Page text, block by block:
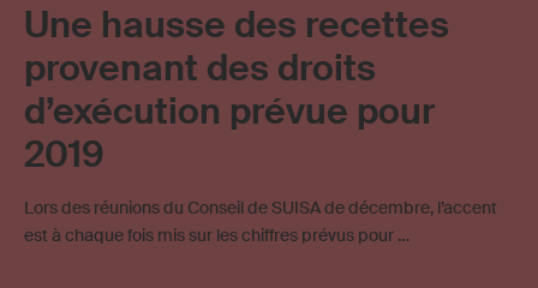
Une hausse des recettes
provenant des droits
d’exécution prévue pour
2019
Lors des réunions du Conseil de SUISA de décembre, l’accent
est à chaque fois mis sur les chiffres prévus pour …